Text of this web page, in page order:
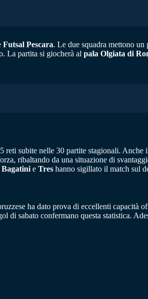
Futsal Pescara. Le due squadra mettono
La partita si giocherà al pala Olgiata di
reti subite nelle 30 partite stagionali.
ribaltando da una situazione di
Bagatini e Tres hanno sigillato il match sul
ha dato prova di eccellenti
di sabato confermano questa statistica.